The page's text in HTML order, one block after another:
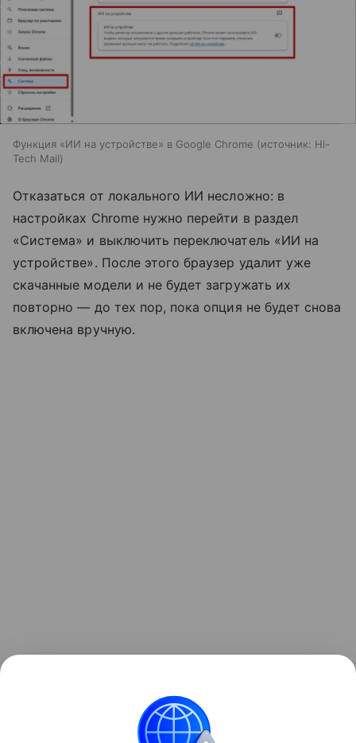
Функция «ИИ на устройстве» в Google Chrome источник: Hi-
Tech Mail
Отказаться от локального ИИ несложно: в
настройках Chrome нужно перейти в раздел
«Система» и выключить переключатель «ИИ на
устройстве». После этого браузер удалит уже
скачанные модели и не будет загружать их
повторно — до тех пор, пока опция не будет снова
включена вручную.
появлением ИИ-агентов.